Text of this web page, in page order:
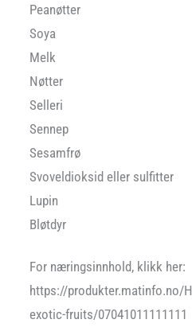
Peanøtter
Soya
Melk
Nøtter
Selleri
Sennep
Sesamfrø
Svoveldioksid eller sulfitter
Lupin
Bløtdyr
For næringsinnhold, klikk her:
https://produkter.matinfo.no/
exotic-fruits/07041011111111